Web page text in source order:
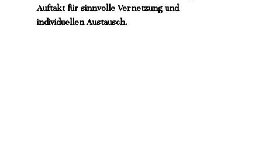
Auftakt für sinnvolle Vernetzung und
individuellen Austausch.